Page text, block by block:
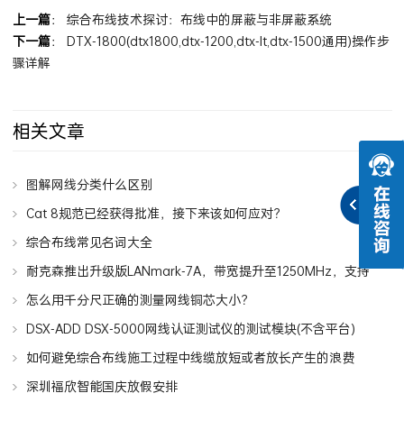
上一篇： 综合布线技术探讨：布线中的屏蔽与非屏蔽系统
下一篇： DTX-1800(dtx1800,dtx-1200,dtx-lt,dtx-1500通用)操作步
骤详解
相关文章
图解网线分类什么区别
Cat 8规范已经获得批准，接下来该如何应对？
综合布线常见名词大全
耐克森推出升级版LANmark-7A，带宽提升至1250MHz，支持
25GBase-T
怎么用千分尺正确的测量网线铜芯大小？
DSX-ADD DSX-5000网线认证测试仪的测试模块(不含平台)
如何避免综合布线施工过程中线缆放短或者放长产生的浪费
深圳福欣智能国庆放假安排